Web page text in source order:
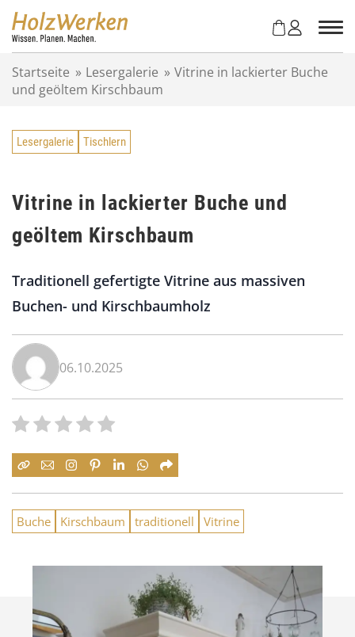
Startseite » Lesergalerie » Vitrine in lackierter Buche
und geöltem Kirschbaum
Lesergalerie Tischlern
Vitrine in lackierter Buche und
geöltem Kirschbaum
Traditionell gefertigte Vitrine aus massiven
Buchen- und Kirschbaumholz
06.10.2025
Buche Kirschbaum traditionell Vitrine